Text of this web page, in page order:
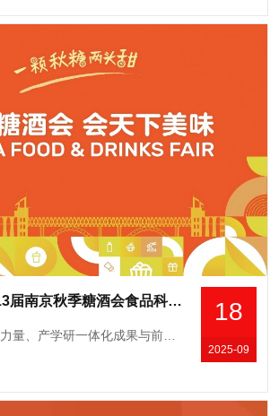
18
2025-09
重磅升级！第113届南京秋季糖酒会食品科技成果展掀起产学研融合新浪潮